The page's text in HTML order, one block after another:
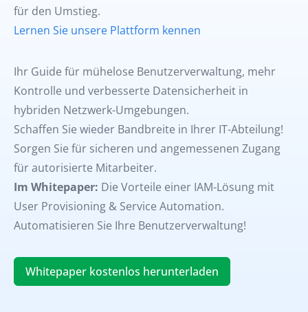
für den Umstieg.
Lernen Sie unsere Plattform kennen
Ihr Guide für mühelose Benutzerverwaltung, mehr
Kontrolle und verbesserte Datensicherheit in
hybriden Netzwerk-Umgebungen.
Schaffen Sie wieder Bandbreite in Ihrer IT-Abteilung!
Sorgen Sie für sicheren und angemessenen Zugang
für autorisierte Mitarbeiter.
Im Whitepaper: Die Vorteile einer IAM-Lösung mit
User Provisioning & Service Automation.
Automatisieren Sie Ihre Benutzerverwaltung!
Whitepaper kostenlos herunterladen